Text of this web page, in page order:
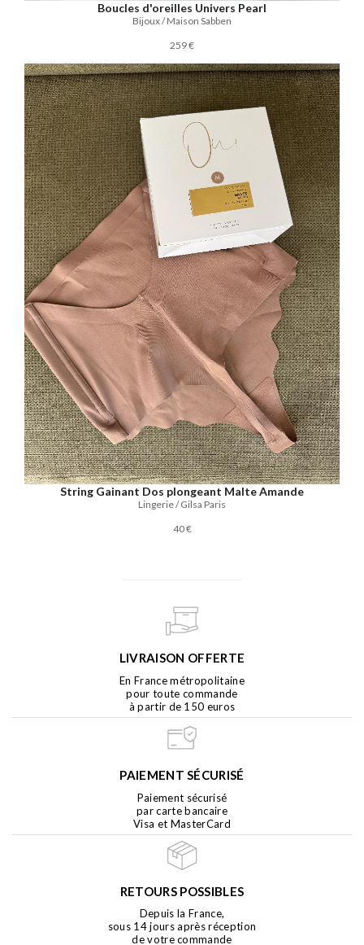
Boucles d'oreilles Univers Pearl
Bijoux / Maison Sabben
259 €
String Gainant Dos plongeant Malte Amande
Lingerie / Gilsa Paris
40 €
LIVRAISON OFFERTE
En France métropolitaine
pour toute commande
à partir de 150 euros
PAIEMENT SÉCURISÉ
Paiement sécurisé
par carte bancaire
Visa et MasterCard
RETOURS POSSIBLES
Depuis la France,
sous 14 jours après réception
de votre commande